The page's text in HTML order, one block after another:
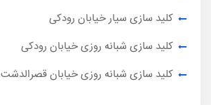
کلید سازی سیار خیابان رودکی
کلید سازی شبانه روزی خیابان رودکی
کلید سازی شبانه روزی خیابان قصرالدشت